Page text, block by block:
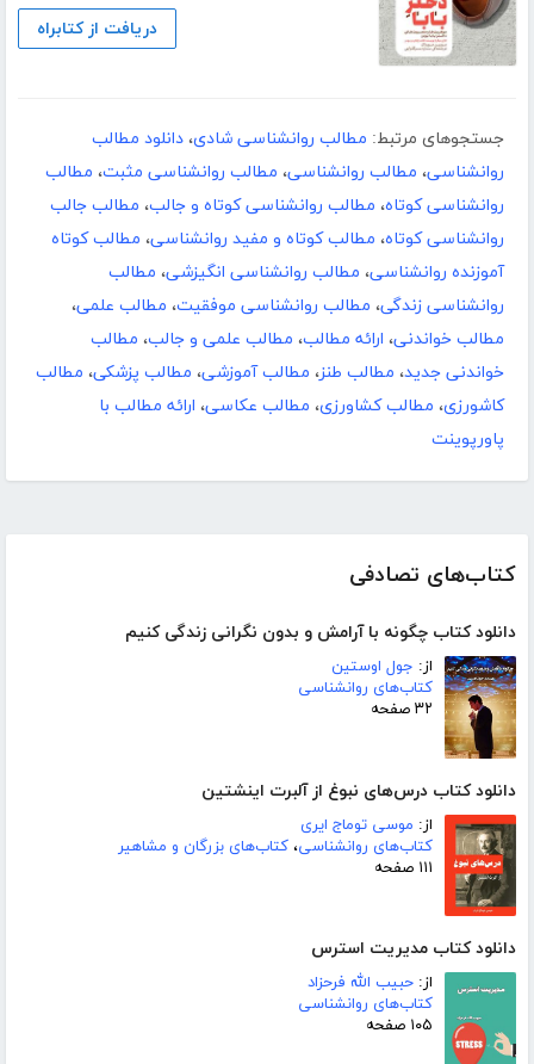
کتاب‌های تصادفی
دانلود کتاب چگونه با آرامش و بدون نگرانی زندگی کنیم
از: جول اوستین
کتاب‌های روانشناسی
۳۲ صفحه
دانلود کتاب درس‌های نبوغ از آلبرت اینشتین
از: موسی توماج ایری
کتاب‌های روانشناسی، کتاب‌های بزرگان و مشاهیر
۱۱۱ صفحه
دانلود کتاب مدیریت استرس
از: حبیب الله فرحزاد
کتاب‌های روانشناسی
۱۰۵ صفحه
دریافت از کتابراه
جستجوهای مرتبط: مطالب روانشناسی شادی، دانلود مطالب
روانشناسی، مطالب روانشناسی، مطالب روانشناسی مثبت، مطالب
روانشناسی کوتاه، مطالب روانشناسی کوتاه و جالب، مطالب جالب
روانشناسی کوتاه، مطالب کوتاه و مفید روانشناسی، مطالب کوتاه
آموزنده روانشناسی، مطالب روانشناسی انگیزشی، مطالب
روانشناسی زندگی، مطالب روانشناسی موفقیت، مطالب علمی،
مطالب خواندنی، ارائه مطالب، مطالب علمی و جالب، مطالب
خواندنی جدید، مطالب طنز، مطالب آموزشی، مطالب پزشکی، مطالب
کاشورزی، مطالب کشاورزی، مطالب عکاسی، ارائه مطالب با
پاورپوینت